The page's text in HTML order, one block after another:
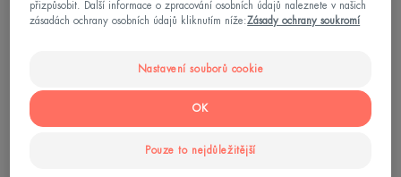
4 výsledky "Čisticí mléka"
jemný
Peelingový
přizpůsobit. Další informace o zpracování osobních údajů naleznete v našich
zásadách ochrany osobních údajů kliknutím níže:Zásady ochrany soukromí
Nastavení souborů cookie
Pouze to nejdůležitější
OK